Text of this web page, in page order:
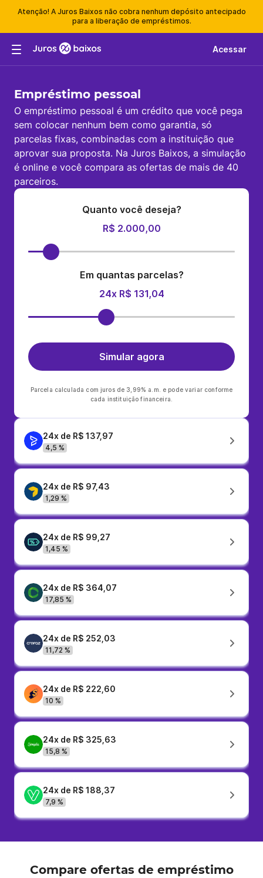
Atenção! A Juros Baixos não cobra nenhum depósito antecipado
para a liberação de empréstimos.
Acessar
Empréstimo pessoal
O empréstimo pessoal é um crédito que você pega
sem colocar nenhum bem como garantia, só
parcelas fixas, combinadas com a instituição que
aprovar sua proposta. Na Juros Baixos, a simulação
é online e você compara as ofertas de mais de 40
parceiros.
Quanto você deseja?
R$ 2.000,00
Em quantas parcelas?
24x R$ 131,04
Simular agora
Parcela calculada com juros de 3,99% a.m. e pode variar conforme
cada instituição financeira.
24x de R$ 137,97
4,5 %
24x de R$ 97,43
1,29 %
24x de R$ 99,27
1,45 %
24x de R$ 364,07
17,85 %
24x de R$ 252,03
11,72 %
24x de R$ 222,60
10 %
24x de R$ 325,63
15,8 %
24x de R$ 188,37
7,9 %
Compare ofertas de empréstimo